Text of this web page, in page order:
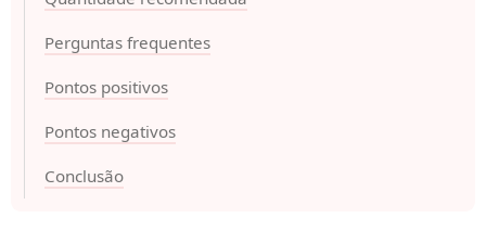
Perguntas frequentes
Pontos positivos
Pontos negativos
Conclusão